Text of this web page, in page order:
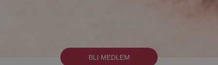
BLI MEDLEM